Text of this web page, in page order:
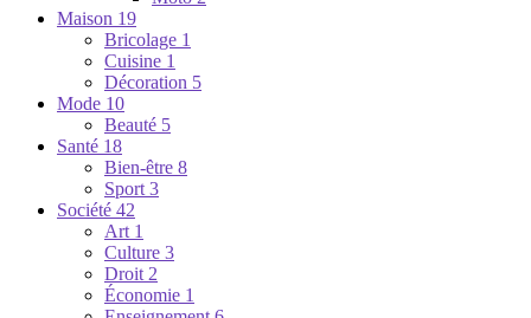
Maison 19
Bricolage 1
Cuisine 1
Décoration 5
Mode 10
Beauté 5
Santé 18
Bien-être 8
Sport3
Société 42
Art 1
Culture 3
Droit2
Économie 1